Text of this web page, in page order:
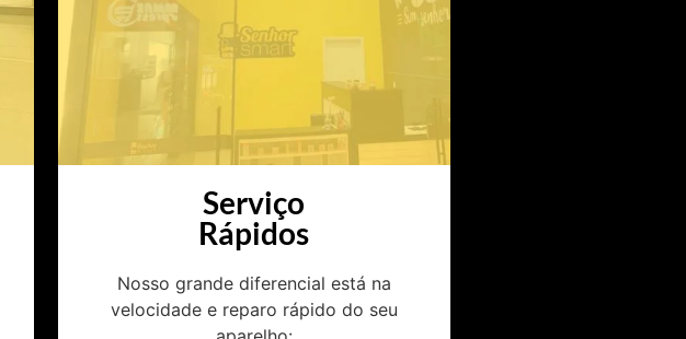
Serviço
Rápidos
Nosso grande diferencial está na
velocidade e reparo rápido do seu